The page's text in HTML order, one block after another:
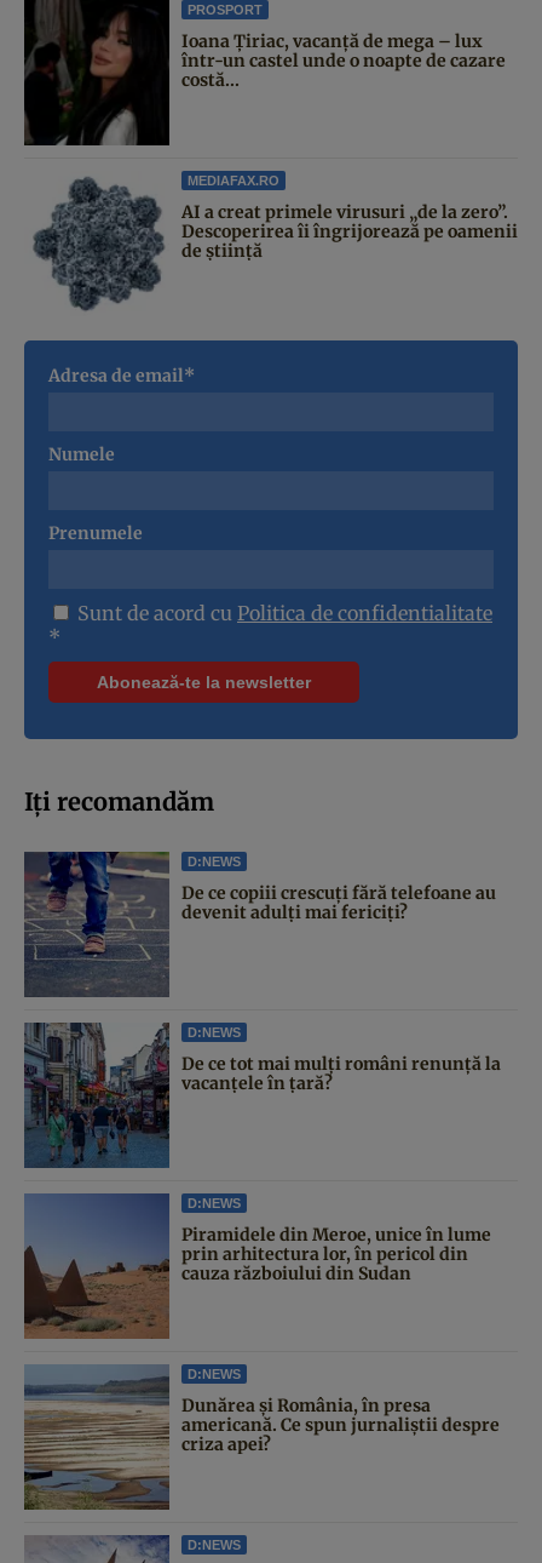
PROSPORT
Ioana Țiriac, vacanță de mega – lux
într-un castel unde o noapte de cazare
costă...
MEDIAFAX.RO
AI a creat primele virusuri „de la zero”.
Descoperirea îi îngrijorează pe oamenii
de știință
Adresa de email*
Numele
Prenumele
Sunt de acord cu Politica de confidentialitate
*
Iți recomandăm
D:NEWS
De ce copiii crescuți fără telefoane au
devenit adulți mai fericiți?
D:NEWS
De ce tot mai mulți români renunță la
vacanțele în țară?
D:NEWS
Piramidele din Meroe, unice în lume
prin arhitectura lor, în pericol din
cauza războiului din Sudan
D:NEWS
Dunărea și România, în presa
americană. Ce spun jurnaliștii despre
criza apei?
D:NEWS